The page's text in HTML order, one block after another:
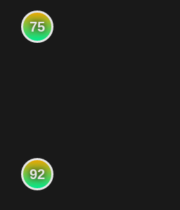
75
92